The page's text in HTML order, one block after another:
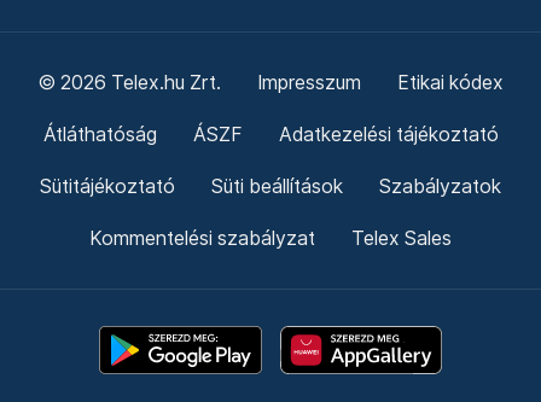
© 2026 Telex.hu Zrt. Impresszum Etikai kódex
Átláthatóság ÁSZF Adatkezelési tájékoztató
Sütitájékoztató Süti beállítások Szabályzatok
Kommentelési szabályzat Telex Sales